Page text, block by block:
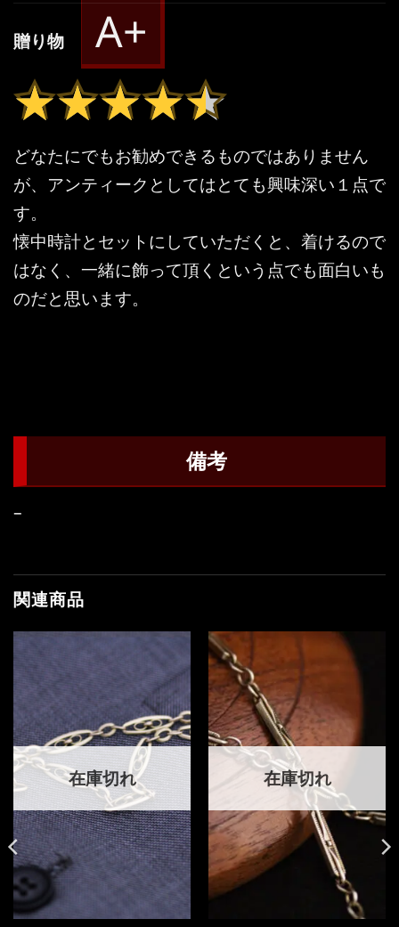
贈り物 A+
★★★★★
★★★★★
どなたにでもお勧めできるものではありません
が、アンティークとしてはとても興味深い１点で
す。
懐中時計とセットにしていただくと、着けるので
はなく、一緒に飾って頂くという点でも面白いも
のだと思います。
備考
–
関連商品
在庫切れ 在庫切れ